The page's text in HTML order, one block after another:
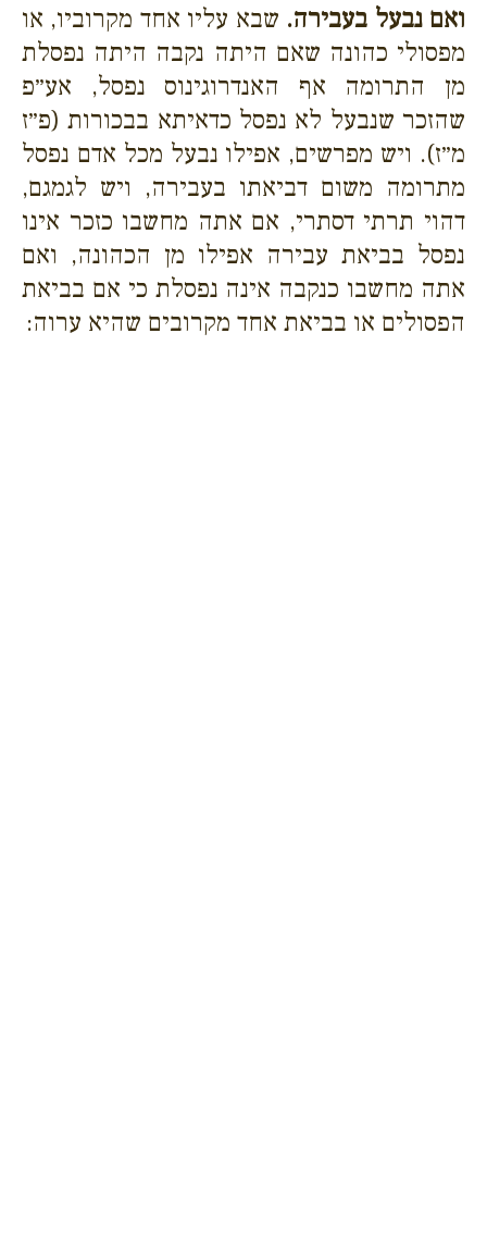
ואם נבעל בעבירה. שבא עליו אחד מקרוביו, או
מפסולי כהונה שאם היתה נקבה היתה נפסלת
מן התרומה אף האנדרוגינוס נפסל, אע״פ
שהזכר שנבעל לא נפסל כדאיתא בבכורות (פ״ז
מ״ז). ויש מפרשים, אפילו נבעל מכל אדם נפסל
מתרומה משום דביאתו בעבירה, ויש לגמגם,
דהוי תרתי דסתרי, אם אתה מחשבו כזכר אינו
נפסל בביאת עבירה אפילו מן הכהונה, ואם
אתה מחשבו כנקבה אינה נפסלת כי אם בביאת
הפסולים או בביאת אחד מקרובים שהיא ערוה: